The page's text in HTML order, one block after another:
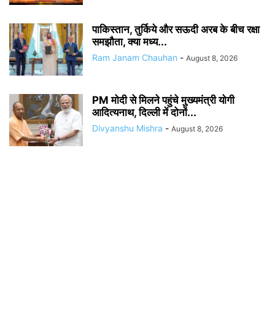
पाकिस्तान, तुर्किये और सऊदी अरब के बीच रक्षा
समझौता, क्या मध्य...
Ram Janam Chauhan - August 8, 2026
PM मोदी से मिलने पहुंचे मुख्यमंत्री योगी
आदित्यनाथ, दिल्ली में दोनों...
Divyanshu Mishra - August 8, 2026